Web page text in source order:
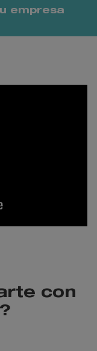
empresa
con